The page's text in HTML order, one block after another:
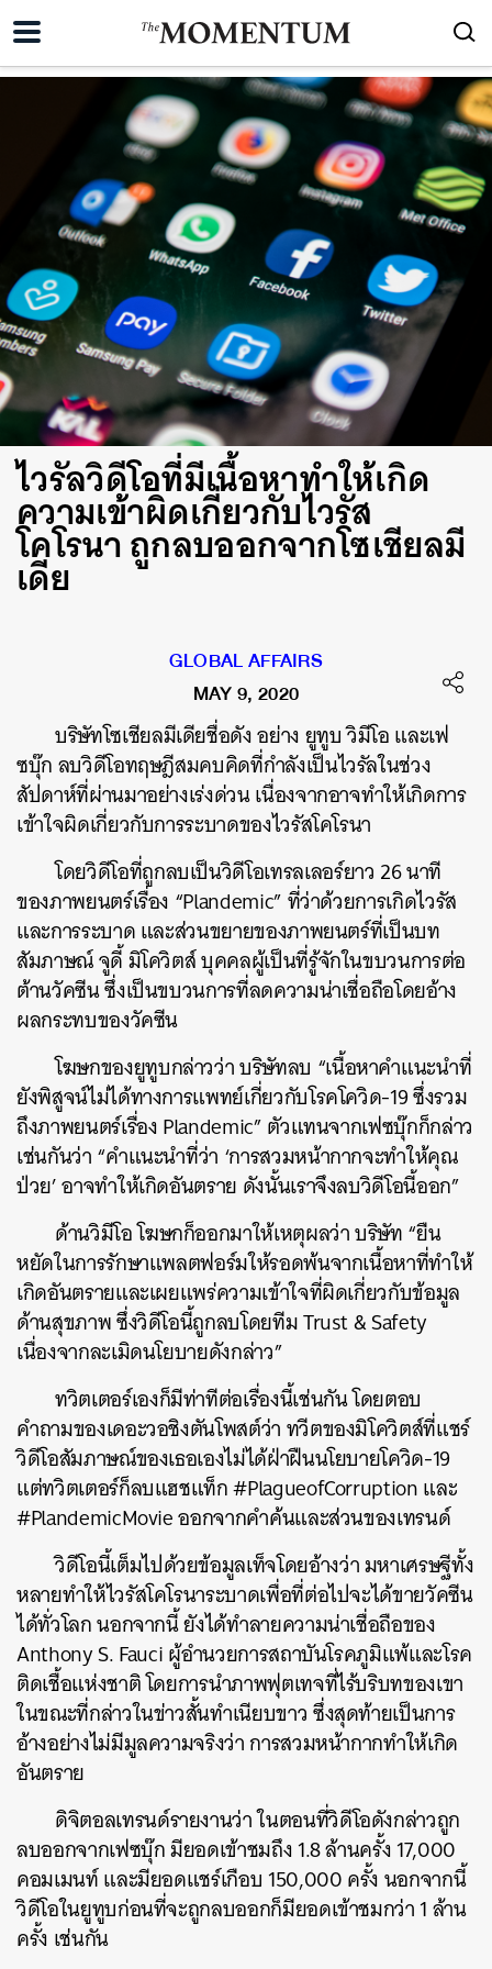
ไวรัลวิดีโอที่มีเนื้อหาทำให้เกิด
ความเข้าผิดเกี่ยวกับไวรัส
โคโรนา ถูกลบออกจากโซเชียลมี
เดีย
GLOBAL AFFAIRS
MAY 9, 2020
บริษัทโซเชียลมีเดียชื่อดัง อย่าง ยูทูบ วิมีโอ และเฟ
ซบุ๊ก ลบวิดีโอทฤษฎีสมคบคิดที่กำลังเป็นไวรัลในช่วง
สัปดาห์ที่ผ่านมาอย่างเร่งด่วน เนื่องจากอาจทำให้เกิดการ
เข้าใจผิดเกี่ยวกับการระบาดของไวรัสโคโรนา
โดยวิดีโอที่ถูกลบเป็นวิดีโอเทรลเลอร์ยาว 26 นาที
ของภาพยนตร์เรื่อง “Plandemic” ที่ว่าด้วยการเกิดไวรัส
และการระบาด และส่วนขยายของภาพยนตร์ที่เป็นบท
สัมภาษณ์ จูดี้ มิโควิตส์ บุคคลผู้เป็นที่รู้จักในขบวนการต่อ
ต้านวัคซีน ซึ่งเป็นขบวนการที่ลดความน่าเชื่อถือโดยอ้าง
ผลกระทบของวัคซีน
โฆษกของยูทูบกล่าวว่า บริษัทลบ “เนื้อหาคำแนะนำที่
ยังพิสูจน์ไม่ได้ทางการแพทย์เกี่ยวกับโรคโควิด-19 ซึ่งรวม
ถึงภาพยนตร์เรื่อง Plandemic” ตัวแทนจากเฟซบุ๊กก็กล่าว
เช่นกันว่า “คำแนะนำที่ว่า ‘การสวมหน้ากากจะทำให้คุณ
ป่วย’ อาจทำให้เกิดอันตราย ดังนั้นเราจึงลบวิดีโอนี้ออก”
ด้านวิมีโอ โฆษกก็ออกมาให้เหตุผลว่า บริษัท “ยืน
หยัดในการรักษาแพลตฟอร์มให้รอดพ้นจากเนื้อหาที่ทำให้
เกิดอันตรายและเผยแพร่ความเข้าใจที่ผิดเกี่ยวกับข้อมูล
ด้านสุขภาพ ซึ่งวิดีโอนี้ถูกลบโดยทีม Trust & Safety
เนื่องจากละเมิดนโยบายดังกล่าว”
ทวิตเตอร์เองก็มีท่าทีต่อเรื่องนี้เช่นกัน โดยตอบ
คำถามของเดอะวอชิงตันโพสต์ว่า ทวีตของมิโควิตส์ที่แชร์
วิดีโอสัมภาษณ์ของเธอเองไม่ได้ฝ่าฝืนนโยบายโควิด-19
แต่ทวิตเตอร์ก็ลบแฮชแท็ก #PlagueofCorruption และ
#PlandemicMovie ออกจากคำค้นและส่วนของเทรนด์
วิดีโอนี้เต็มไปด้วยข้อมูลเท็จโดยอ้างว่า มหาเศรษฐีทั้ง
หลายทำให้ไวรัสโคโรนาระบาดเพื่อที่ต่อไปจะได้ขายวัคซีน
ได้ทั่วโลก นอกจากนี้ ยังได้ทำลายความน่าเชื่อถือของ
Anthony S. Fauci ผู้อำนวยการสถาบันโรคภูมิแพ้และโรค
ติดเชื้อแห่งชาติ โดยการนำภาพฟุตเทจที่ไร้บริบทของเขา
ในขณะที่กล่าวในข่าวสั้นทำเนียบขาว ซึ่งสุดท้ายเป็นการ
อ้างอย่างไม่มีมูลความจริงว่า การสวมหน้ากากทำให้เกิด
อันตราย
ดิจิตอลเทรนด์รายงานว่า ในตอนที่วิดีโอดังกล่าวถูก
ลบออกจากเฟซบุ๊ก มียอดเข้าชมถึง 1.8 ล้านครั้ง 17,000
คอมเมนท์ และมียอดแชร์เกือบ 150,000 ครั้ง นอกจากนี้
วิดีโอในยูทูบก่อนที่จะถูกลบออกก็มียอดเข้าชมกว่า 1 ล้าน
ครั้ง เช่นกัน